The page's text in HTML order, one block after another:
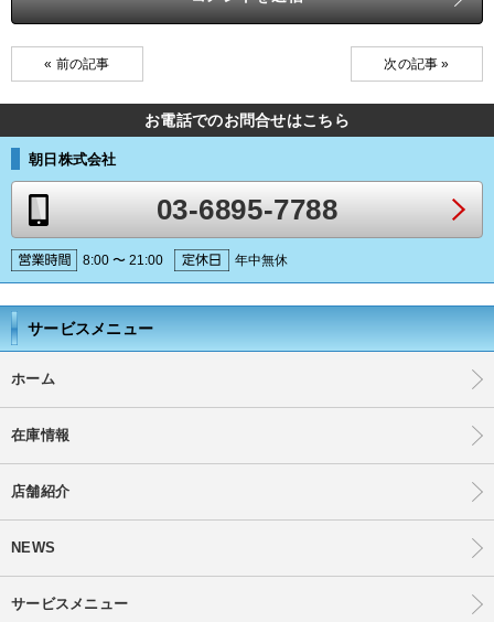
« 前の記事 次の記事 »
お電話でのお問合せはこちら
朝日株式会社
03-6895-7788
8:00 〜 21:00 年中無休
サービスメニュー
ホーム
在庫情報
店舗紹介
NEWS
サービスメニュー